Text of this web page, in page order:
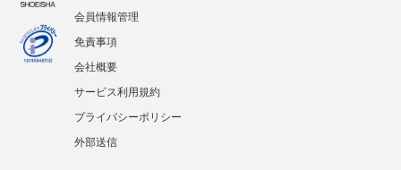
会員情報管理
免責事項
会社概要
サービス利用規約
プライバシーポリシー
外部送信